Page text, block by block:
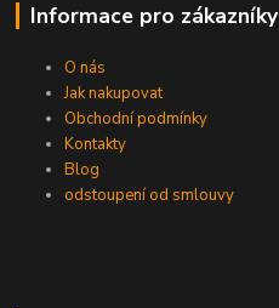
Informace pro zákazníky
O nás
Jak nakupovat
Obchodní podmínky
Kontakty
Blog
odstoupení od smlouvy